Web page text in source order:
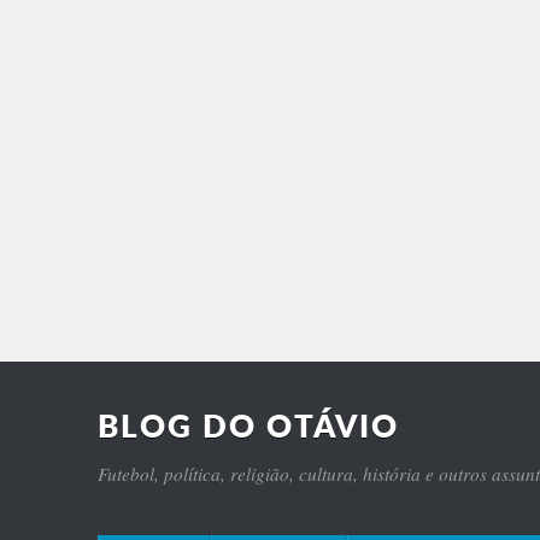
BLOG DO OTÁVIO
Futebol, política, religião, cultura, história e outros